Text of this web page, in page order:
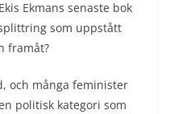
Ekmans senaste bok
som uppstått
framåt?
och många feminister
politisk kategori som